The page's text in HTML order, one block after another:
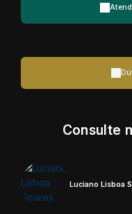
Consulte
Luciano Lisboa